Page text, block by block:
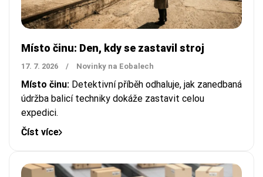
Místo činu: Den, kdy se zastavil stroj
17. 7. 2026 / Novinky na Eobalech
Místo činu: Detektivní příběh odhaluje, jak zanedbaná
údržba balicí techniky dokáže zastavit celou
expedici.
Číst více